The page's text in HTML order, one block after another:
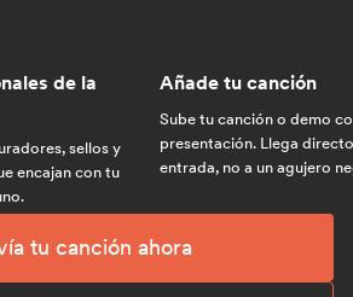
de la
sellos y
encajan con tu
Añade tu canción
Sube tu canción o demo
presentación. Llega
entrada, no a un agujero
tu canción ahora